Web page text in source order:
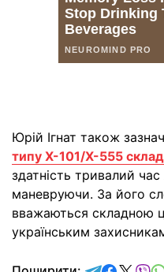
Юрій Ігнат також
типу Х-101/Х-555
здатність тривалий
маневруючи. За його
вважаються складною
українським